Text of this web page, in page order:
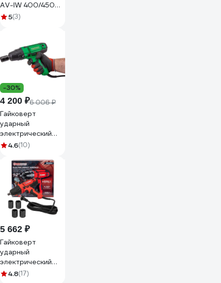
AV-IW 400/450
AV-961410
5(3)
-30%
4 200 ₽6 006 ₽
Гайковерт
ударный
электрический
Rockforce 1/2
IW550S(65920)
4.6(10)
5 662 ₽
Гайковерт
ударный
электрический
Forcekraft 1/2
4.8(17)